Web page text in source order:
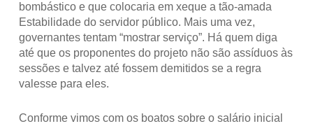
bombástico e que colocaria em xeque a tão-amada
Estabilidade do servidor público. Mais uma vez,
governantes tentam “mostrar serviço”. Há quem diga
até que os proponentes do projeto não são assíduos às
sessões e talvez até fossem demitidos se a regra
valesse para eles.
Conforme vimos com os boatos sobre o salário inicial